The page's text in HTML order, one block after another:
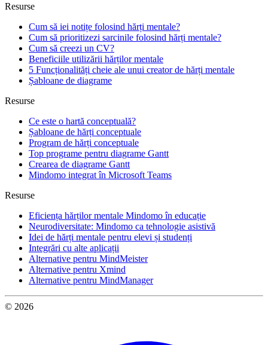
Resurse
Cum să iei notițe folosind hărți mentale?
Cum să prioritizezi sarcinile folosind hărți mentale?
Cum să creezi un CV?
Beneficiile utilizării hărților mentale
5 Funcționalități cheie ale unui creator de hărți mentale
Șabloane de diagrame
Resurse
Ce este o hartă conceptuală?
Șabloane de hărți conceptuale
Program de hărți conceptuale
Top programe pentru diagrame Gantt
Crearea de diagrame Gantt
Mindomo integrat în Microsoft Teams
Resurse
Eficiența hărților mentale Mindomo în educație
Neurodiversitate: Mindomo ca tehnologie asistivă
Idei de hărți mentale pentru elevi și studenți
Integrări cu alte aplicații
Alternative pentru MindMeister
Alternative pentru Xmind
Alternative pentru MindManager
© 2026